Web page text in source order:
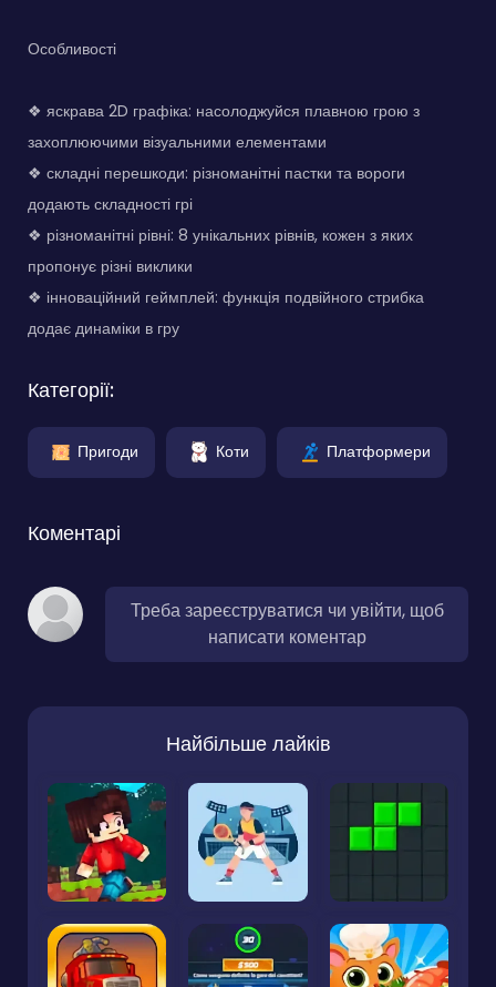
Особливості
❖ яскрава 2D графіка: насолоджуйся плавною грою з
захоплюючими візуальними елементами
❖ складні перешкоди: різноманітні пастки та вороги
додають складності грі
❖ різноманітні рівні: 8 унікальних рівнів, кожен з яких
пропонує різні виклики
❖ інноваційний геймплей: функція подвійного стрибка
додає динаміки в гру
Категорії:
Пригоди Коти Платформери
Коментарі
Треба зареєструватися чи увійти, щоб
написати коментар
Найбільше лайків